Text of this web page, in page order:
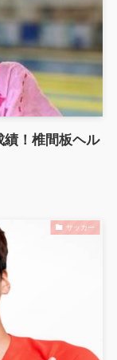
績！椎間板ヘル
サッカー